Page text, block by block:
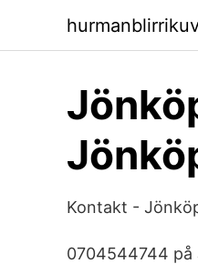
Kontakt -
0704544744 på